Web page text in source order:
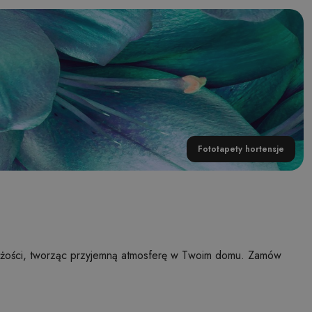
Fototapety hortensje
tworząc przyjemną atmosferę w Twoim domu. Zamów